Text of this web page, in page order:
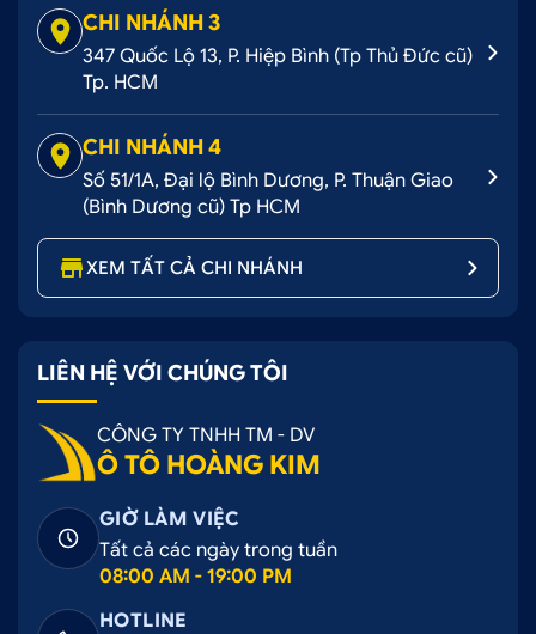
CHI NHÁNH 3
347 Quốc Lộ 13, P. Hiệp Bình (Tp Thủ Đức cũ)
Tp. HCM
CHI NHÁNH 4
Số 51/1A, Đại lộ Bình Dương, P. Thuận Giao
(Bình Dương cũ) Tp HCM
XEM TẤT CẢ CHI NHÁNH
LIÊN HỆ VỚI CHÚNG TÔI
CÔNG TY TNHH TM - DV
Ô TÔ HOÀNG KIM
GIỜ LÀM VIỆC
Tất cả các ngày trong tuần
08:00 AM - 19:00 PM
HOTLINE